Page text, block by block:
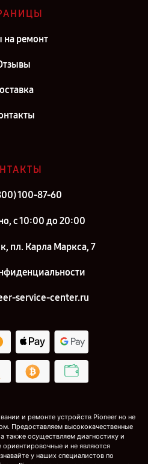
на ремонт
100-87-60
с 10:00 до 20:00
пл. Карла Маркса, 7
service-center.ru
и ремонте устройств Pioneer но не
Предоставляем высококачественные
также осуществляем диагностику и
и не являются
у наших специалистов по